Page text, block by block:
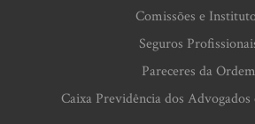
Comissões e
Seguros
Pareceres da Ordem
Caixa Previdência dos Advogados